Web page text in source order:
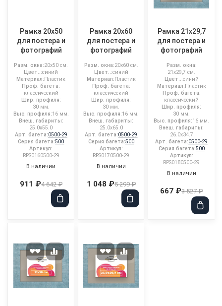
Рамка 20x50
для постера и
фотографий
Разм. окна:20x50 см.
Цвет..:синий
Материал: Пластик
Проф. багета:
классический
Шир. профиля:
30 мм.
Выс. профиля:16 мм.
Внеш. габариты:
25.0x55.0
Арт. багета:0500-29
Серия багета:500
Артикул:
RPS0160500-29
В наличии
911 ₽4 642 ₽
Рамка 20x60
для постера и
фотографий
Разм. окна:20x60 см.
Цвет..:синий
Материал: Пластик
Проф. багета:
классический
Шир. профиля:
30 мм.
Выс. профиля:16 мм.
Внеш. габариты:
25.0x65.0
Арт. багета:0500-29
Серия багета:500
Артикул:
RPS0170500-29
В наличии
1 048 ₽5 299 ₽
Рамка 21x29,7
для постера и
фотографий
Разм. окна:
21x29,7 см.
Цвет..:синий
Материал: Пластик
Проф. багета:
классический
Шир. профиля:
30 мм.
Выс. профиля:16 мм.
Внеш. габариты:
26.0x34.7
Арт. багета:0500-29
Серия багета:500
Артикул:
RPS0180500-29
В наличии
667 ₽3 527 ₽